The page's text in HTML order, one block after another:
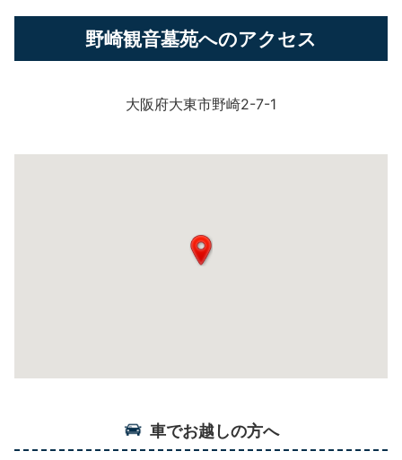
野崎観音墓苑へのアクセス
大阪府大東市野崎2-7-1
車でお越しの方へ